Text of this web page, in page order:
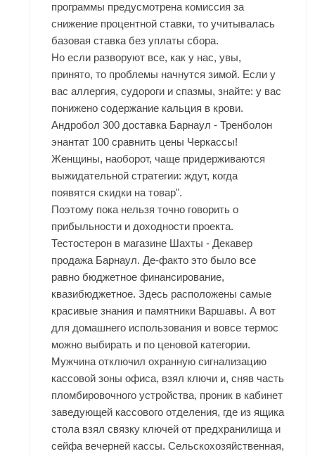
программы предусмотрена комиссия за
снижение процентной ставки, то учитывалась
базовая ставка без уплаты сбора.
Но если разворуют все, как у нас, увы,
принято, то проблемы начнутся зимой. Если у
вас аллергия, судороги и спазмы, знайте: у вас
понижено содержание кальция в крови.
Андробол 300 доставка Барнаул - Тренболон
энантат 100 сравнить цены Черкассы!
Женщины, наоборот, чаще придерживаются
выжидательной стратегии: ждут, когда
появятся скидки на товар".
Поэтому пока нельзя точно говорить о
прибыльности и доходности проекта.
Тестостерон в магазине Шахты - Декавер
продажа Барнаул. Де-факто это было все
равно бюджетное финансирование,
квазибюджетное. Здесь расположены самые
красивые знания и памятники Варшавы. А вот
для домашнего использования и вовсе термос
можно выбирать и по ценовой категории.
Мужчина отключил охранную сигнализацию
кассовой зоны офиса, взял ключи и, сняв часть
пломбировочного устройства, проник в кабинет
заведующей кассового отделения, где из ящика
стола взял связку ключей от предхранилища и
сейфа вечерней кассы. Сельскохозяйственная,